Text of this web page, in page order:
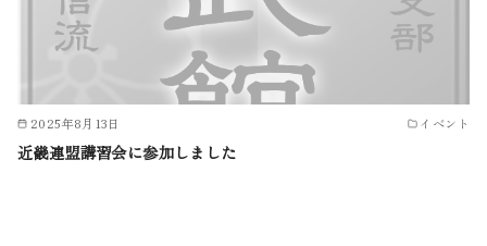
2025年8月13日 イベント
近畿連盟講習会に参加しました